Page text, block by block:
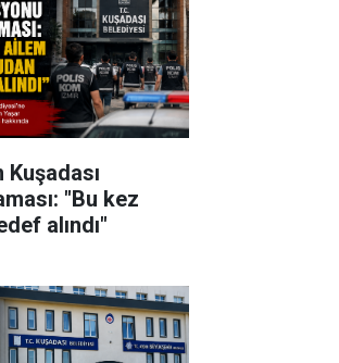
"Bu kez
alındı"